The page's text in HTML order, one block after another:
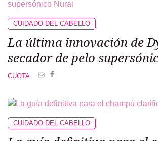
CUIDADO DEL CABELLO
La última innovación de
secador de pelo
CUOTA
CUIDADO DEL CABELLO